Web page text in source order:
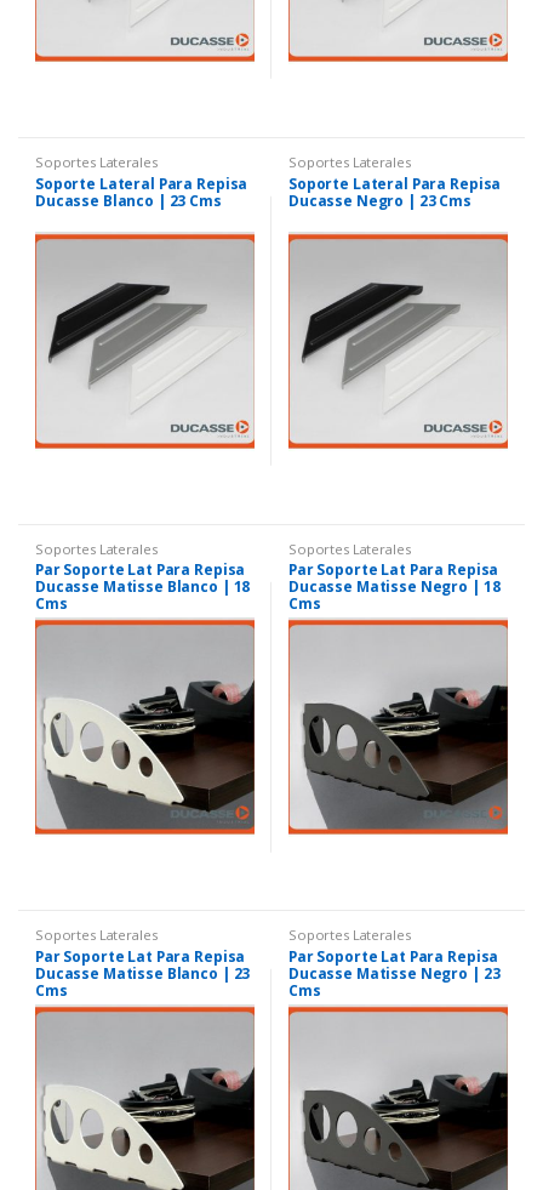
Soportes Laterales
Soporte Lateral Para Repisa
Ducasse Blanco | 23 Cms
Soportes Laterales
Soporte Lateral Para Repisa
Ducasse Negro | 23 Cms
Soportes Laterales
Par Soporte Lat Para Repisa
Ducasse Matisse Blanco | 18
Cms
Soportes Laterales
Par Soporte Lat Para Repisa
Ducasse Matisse Negro | 18
Cms
Soportes Laterales
Par Soporte Lat Para Repisa
Ducasse Matisse Blanco | 23
Cms
Soportes Laterales
Par Soporte Lat Para Repisa
Ducasse Matisse Negro | 23
Cms